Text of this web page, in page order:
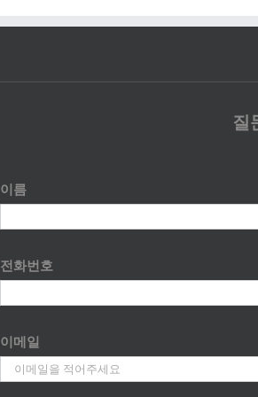
질
이름
전화번호
이메일